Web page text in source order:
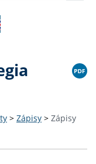
> Zápisy > Zápisy